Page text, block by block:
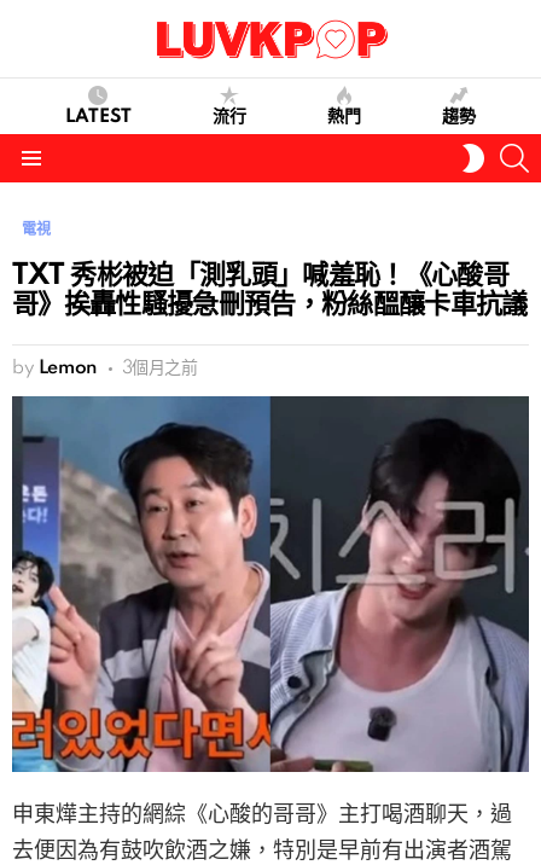
LATEST 流行 熱門 趨勢
SKIN
電視
TXT 秀彬被迫「測乳頭」喊羞恥！《心酸哥
哥》挨轟性騷擾急刪預告，粉絲醞釀卡車抗議
by Lemon 3個月之前
申東燁主持的網綜《心酸的哥哥》主打喝酒聊天，過
去便因為有鼓吹飲酒之嫌，特別是早前有出演者酒駕